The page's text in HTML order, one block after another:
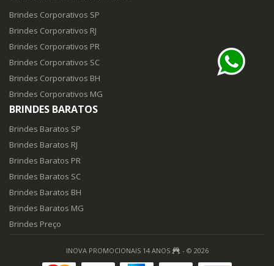
Brindes Corporativos SP
Brindes Corporativos RJ
Brindes Corporativos PR
Brindes Corporativos SC
Brindes Corporativos BH
Brindes Corporativos MG
BRINDES BARATOS
Brindes Baratos SP
Brindes Baratos RJ
Brindes Baratos PR
Brindes Baratos SC
Brindes Baratos BH
Brindes Baratos MG
Brindes Preço
INOVA PROMOCIONAIS 14 ANOS - © 2026